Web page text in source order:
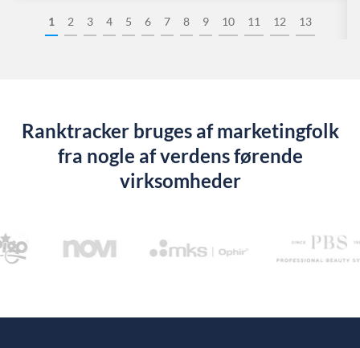
1 2 3 4 5 6 7 8 9 10 11 12 13
Ranktracker bruges af marketingfolk
fra nogle af verdens førende
virksomheder